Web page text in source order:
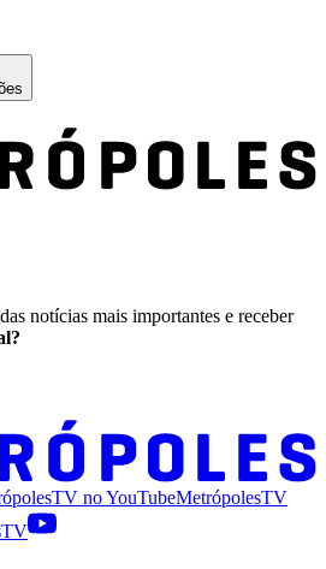
notícias mais importantes e receber
noYouTubeMetrópolesTV